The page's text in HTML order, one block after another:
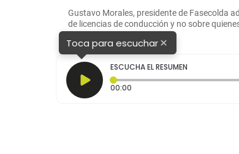
Gustavo Morales, presidente de Fasecolda
de licencias de conducción y no sobre
Toca para escuchar×
ESCUCHA EL RESUMEN
00:00